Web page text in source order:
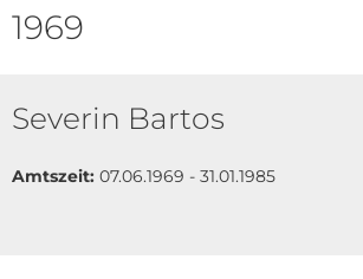
1969
Severin Bartos
Amtszeit: 07.06.1969 - 31.01.1985